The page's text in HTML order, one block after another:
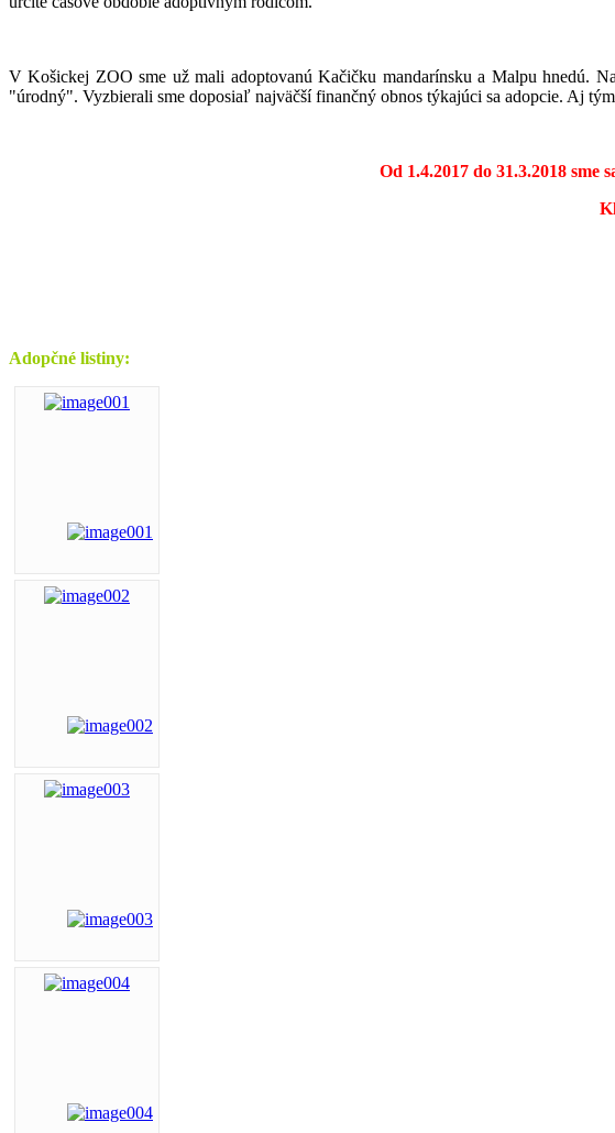
V Košickej ZOO sme už mali adoptovanú Kačičku mandarínsku a Malpu hnedú.
"úrodný". Vyzbierali sme doposiaľ najväčší finančný obnos týkajúci sa adopcie. Aj
Od 1.4.2017 do 31.3.2018
Adopčné listiny: